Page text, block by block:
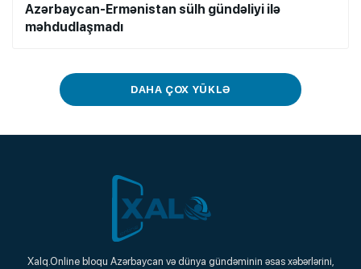
Azərbaycan-Ermənistan sülh gündəliyi ilə
məhdudlaşmadı
DAHA ÇOX YÜKLƏ
Xalq.Online
Xalq.Online bloqu Azərbaycan və dünya gündəminin əsas xəbərlərini,